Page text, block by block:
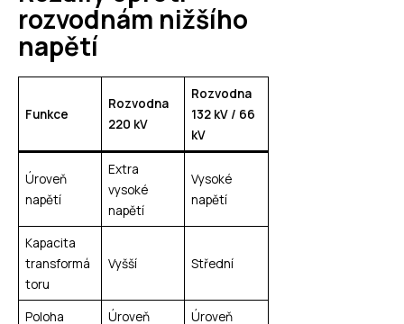
rozvodnám nižšího
napětí
Funkce
Rozvodna
220 kV
Rozvodna
132 kV / 66
kV
Úroveň
napětí
Extra
vysoké
napětí
Vysoké
napětí
Kapacita
transformá
toru
Vyšší Střední
Poloha
Úroveň
Úroveň